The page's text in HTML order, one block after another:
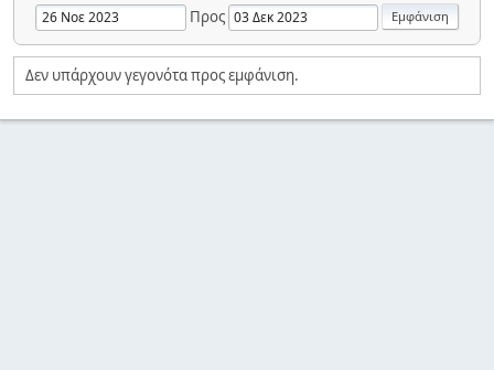
Προς
Δεν υπάρχουν γεγονότα προς εμφάνιση.